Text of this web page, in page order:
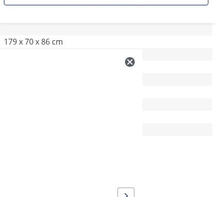
179 x 70 x 86 cm